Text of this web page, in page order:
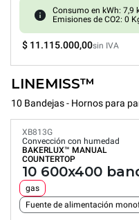
Consumo en kWh: 7,9
Emisiones de CO2: 0
$ 11.115.000,00sin IVA
LINEMISS™
10 Bandejas - Hornos para
XB813G
Convección con humedad
BAKERLUX™ MANUAL
COUNTERTOP
10 600x400
gas
Fuente de alimentación